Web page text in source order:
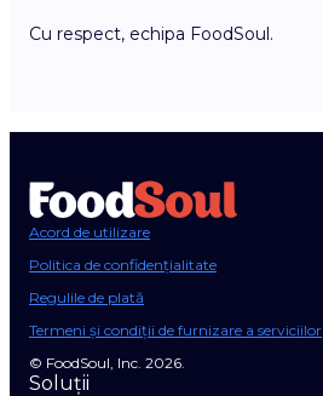
Cu respect, echipa FoodSoul.
Acord de utilizare
Politica de confidențialitate
Regulile de plată
Termeni și condiții de furnizare a serviciilor
© FoodSoul, Inc. 2026.
Soluții